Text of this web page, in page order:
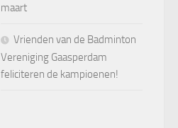
maart
Vrienden van de Badminton
Vereniging Gaasperdam
feliciteren de kampioenen!